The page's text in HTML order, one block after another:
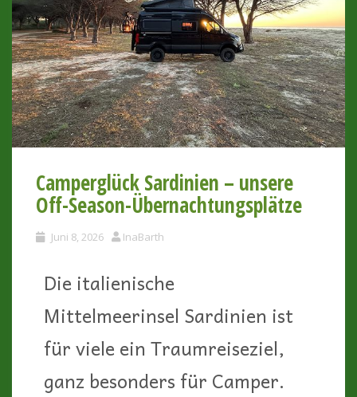
Camperglück Sardinien – unsere
Off-Season-Übernachtungsplätze
Juni 8, 2026 InaBarth
Die italienische
Mittelmeerinsel Sardinien ist
für viele ein Traumreiseziel,
ganz besonders für Camper.